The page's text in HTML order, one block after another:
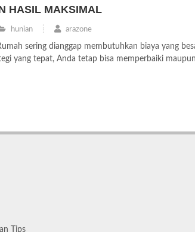
HASIL MAKSIMAL
hunian arazone
sering dianggap membutuhkan biaya yang
yang tepat, Anda tetap bisa memperbaiki
Tips